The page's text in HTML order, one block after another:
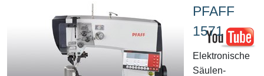
PFAFF
1571
Elektronische
Säulen-